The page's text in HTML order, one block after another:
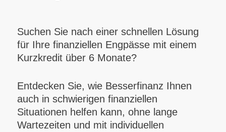
Suchen Sie nach einer schnellen Lösung
für Ihre finanziellen Engpässe mit einem
Kurzkredit über 6 Monate?
Entdecken Sie, wie Besserfinanz Ihnen
auch in schwierigen finanziellen
Situationen helfen kann, ohne lange
Wartezeiten und mit individuellen